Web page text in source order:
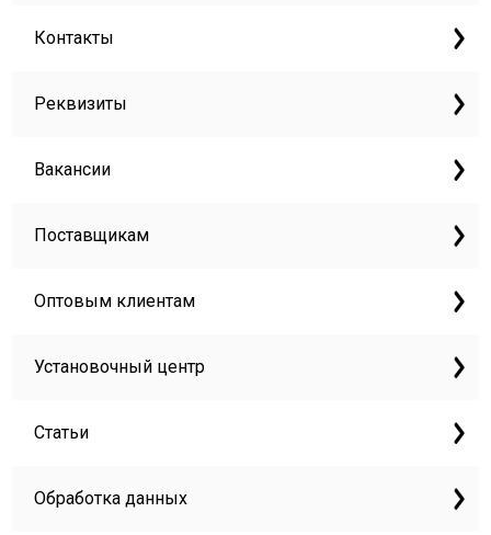
Контакты
Реквизиты
Вакансии
Поставщикам
Оптовым клиентам
Установочный центр
Статьи
Обработка данных